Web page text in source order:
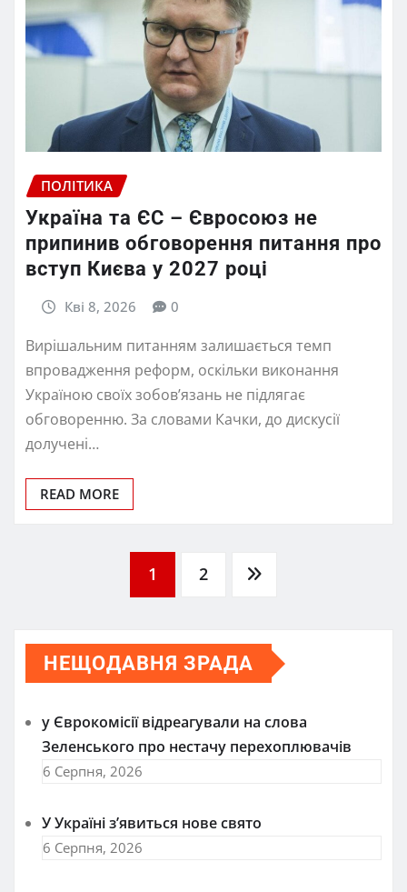
ПОЛІТИКА
Україна та ЄС – Євросоюз не
припинив обговорення питання про
вступ Києва у 2027 році
Кві 8, 2026 0
Вирішальним питанням залишається темп
впровадження реформ, оскільки виконання
Україною своїх зобов’язань не підлягає
обговоренню. За словами Качки, до дискусії
долучені…
READ MORE
Пагінація
записів
1 2
НЕЩОДАВНЯ ЗРАДА
у Єврокомісії відреагували на слова
Зеленського про нестачу перехоплювачів
6 Серпня, 2026
У Україні з’явиться нове свято
6 Серпня, 2026